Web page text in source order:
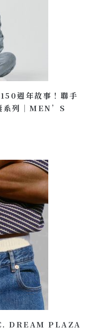
週年故事！聯手
系列｜MEN’S
DREAM PLAZA